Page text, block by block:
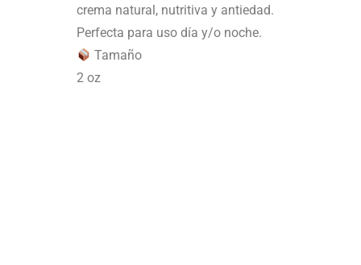
crema natural, nutritiva y antiedad.
Perfecta para uso día y/o noche.
Tamaño
2 oz